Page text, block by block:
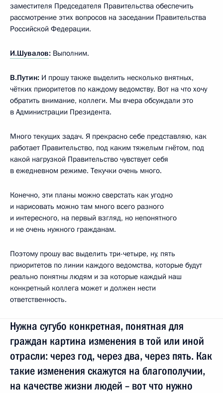
заместителя Председателя Правительства обеспечить
рассмотрение этих вопросов на заседании Правительства
Российской Федерации.
И.Шувалов: Выполним.
В.Путин: И прошу также выделить несколько внятных,
чётких приоритетов по каждому ведомству. Вот на что хочу
обратить внимание, коллеги. Мы вчера обсуждали это
в Администрации Президента.
Много текущих задач. Я прекрасно себе представляю, как
работает Правительство, под каким тяжелым гнётом, под
какой нагрузкой Правительство чувствует себя
в ежедневном режиме. Текучки очень много.
Конечно, эти планы можно сверстать как угодно
и нарисовать можно там много всего разного
и интересного, на первый взгляд, но непонятного
и не очень нужного гражданам.
Поэтому прошу вас выделить три-четыре, ну, пять
приоритетов по линии каждого ведомства, которые будут
реально понятны людям и за которые каждый наш
конкретный коллега может и должен нести
ответственность.
Нужна сугубо конкретная, понятная для
граждан картина изменения в той или иной
отрасли: через год, через два, через пять. Как
такие изменения скажутся на благополучии,
на качестве жизни людей – вот что нужно